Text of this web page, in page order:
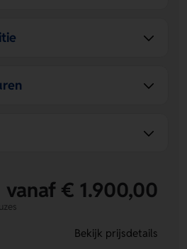
vanaf € 1.900,00
Bekijk prijsdetails